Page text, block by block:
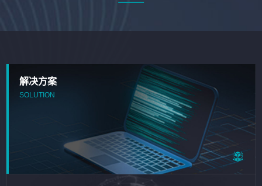
解决方案
SOLUTION